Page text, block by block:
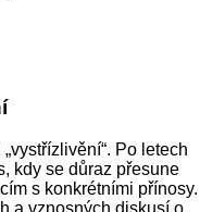
Po letech
kdy se důraz přesune
s konkrétními přínosy.
a vznosných diskusí o